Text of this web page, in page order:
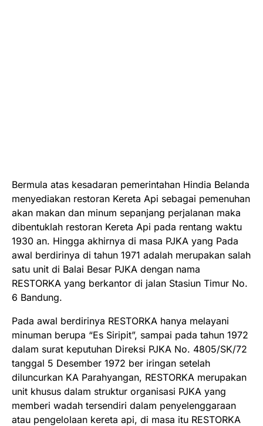
Bermula atas kesadaran pemerintahan Hindia Belanda
menyediakan restoran Kereta Api sebagai pemenuhan
akan makan dan minum sepanjang perjalanan maka
dibentuklah restoran Kereta Api pada rentang waktu
1930 an. Hingga akhirnya di masa PJKA yang Pada
awal berdirinya di tahun 1971 adalah merupakan salah
satu unit di Balai Besar PJKA dengan nama
RESTORKA yang berkantor di jalan Stasiun Timur No.
6 Bandung.
Pada awal berdirinya RESTORKA hanya melayani
minuman berupa “Es Siripit”, sampai pada tahun 1972
dalam surat keputuhan Direksi PJKA No. 4805/SK/72
tanggal 5 Desember 1972 ber iringan setelah
diluncurkan KA Parahyangan, RESTORKA merupakan
unit khusus dalam struktur organisasi PJKA yang
memberi wadah tersendiri dalam penyelenggaraan
atau pengelolaan kereta api, di masa itu RESTORKA